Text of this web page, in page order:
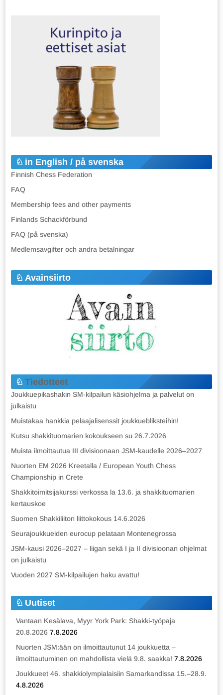
in English / på svenska
Finnish Chess Federation
FAQ
Membership fees and other payments
Finlands Schackförbund
FAQ (på svenska)
Medlemsavgifter och andra betalningar
Avainsiirto
Tiedotteet
Joukkuepikashakin SM-kilpailun käsiohjelma ja palvelut on
julkaistu
Muistakaa hankkia pelaajalisenssit joukkuebliksteihin!
Kutsu shakkituomarien kokoukseen su 26.7.2026
Muista ilmoittautua III divisioonaan JSM-kaudelle 2026–2027
Nuorten EM 2026 Kreetalla / European Youth Chess
Championship in Crete
Shakkitoimitsijakurssi verkossa la 13.6. ja shakkituomarien
kertauskoe
Suomen Shakkiliiton liittokokous 14.6.2026
Seurajoukkueiden eurocup pelataan Montenegrossa
JSM-kausi 2026–2027 – liigan sekä I ja II divisioonan ohjelmat
on julkaistu
Vuoden 2027 SM-kilpailujen haku avattu!
Uutiset
Vantaan Kesälava, Myyr York Park: Shakki-työpaja
20.8.2026 7.8.2026
Nuorten JSM:ään on ilmoittautunut 14 joukkuetta –
ilmoittautuminen on mahdollista vielä 9.8. saakka! 7.8.2026
Joukkueet 46. shakkiolympialaisiin Samarkandissa 15.–28.9.
4.8.2026